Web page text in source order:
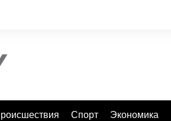
Спорт Экономика